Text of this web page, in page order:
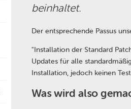
beinhaltet.
Der entsprechende Passus
Installation der Standard
Updates für alle
Installation, jedoch keinen
Was wird also